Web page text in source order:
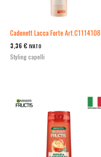
Cadonett Lacca Forte Art.C1114108
3,36 € IVATO
Styling capelli